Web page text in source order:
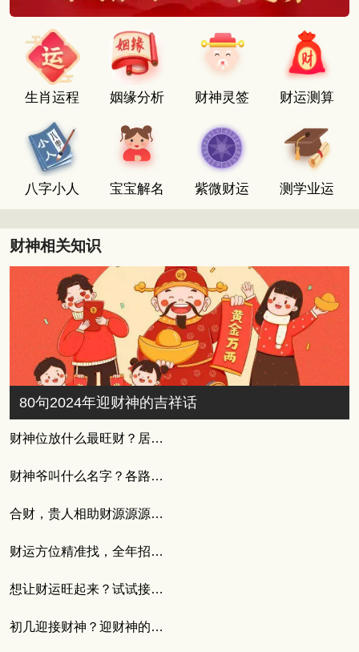
生肖运程 姻缘分析 财神灵签 财运测算
八字小人 宝宝解名 紫微财运 测学业运
财神相关知识
80句2024年迎财神的吉祥话
财神位放什么最旺财？居家财位摆放技巧分享
财神爷叫什么名字？各路财神名字与来历大全
合财，贵人相助财源源源不断
财运方位精准找，全年招财不费力
想让财运旺起来？试试接财神的四言八句
初几迎接财神？迎财神的正确步骤与必知注意事项